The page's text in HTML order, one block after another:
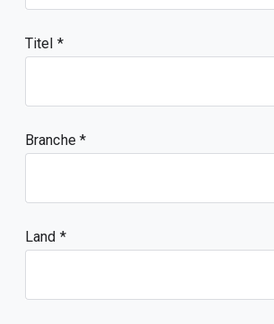
Titel
Branche *
Land *